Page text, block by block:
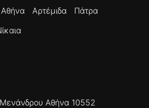
Αθήνα Αρτέμιδα
Πάτρα
Αθήνα 10552